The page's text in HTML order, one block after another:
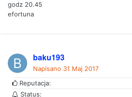
godz 20.45
efortuna
baku193
Napisano 31 Maj 2017
Reputacja:
Status: